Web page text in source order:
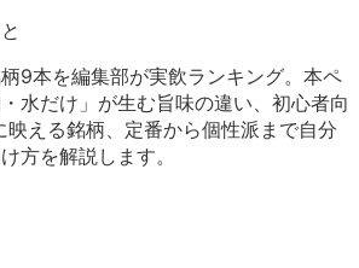
9本を編集部が実飲ランキング。本ペ
水だけ」が生む旨味の違い、初心者向
える銘柄、定番から個性派まで自分
方を解説します。